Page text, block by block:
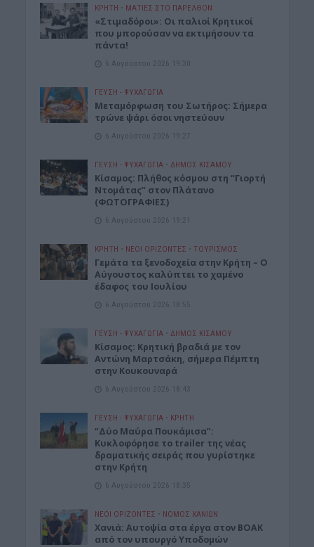
ΚΡΗΤΗ • ΜΑΤΙΕΣ ΣΤΟ ΠΑΡΕΛΘΟΝ
«Στιμαδόροι»: Οι παλιοί Κρητικοί
που μπορούσαν να εκτιμήσουν τα
πάντα!
6 Αυγούστου 2026 19:30
ΓΕΎΣΗ - ΨΥΧΑΓΩΓΊΑ
Μεταμόρφωση του Σωτήρος: Σήμερα
τρώνε ψάρι όσοι νηστεύουν
6 Αυγούστου 2026 19:27
ΓΕΎΣΗ - ΨΥΧΑΓΩΓΊΑ • ΔΉΜΟΣ ΚΙΣΆΜΟΥ
Κίσαμος: Πλήθος κόσμου στη “Γιορτή
Ντομάτας” στον Πλάτανο
(ΦΩΤΟΓΡΑΦΙΕΣ)
6 Αυγούστου 2026 19:21
ΚΡΗΤΗ • ΝΕΟΙ ΟΡΙΖΟΝΤΕΣ • ΤΟΥΡΙΣΜΟΣ
Γεμάτα τα ξενοδοχεία στην Κρήτη – Ο
Αύγουστος καλύπτει το χαμένο
έδαφος του Ιουλίου
6 Αυγούστου 2026 18:55
ΓΕΎΣΗ - ΨΥΧΑΓΩΓΊΑ • ΔΉΜΟΣ ΚΙΣΆΜΟΥ
Kίσαμος: Κρητική βραδιά με τον
Αντώνη Μαρτσάκη, σήμερα Πέμπτη
στην Κουκουναρά
6 Αυγούστου 2026 18:43
ΓΕΎΣΗ - ΨΥΧΑΓΩΓΊΑ • ΚΡΗΤΗ
“Δύο Μαύρα Πουκάμισα”:
Κυκλοφόρησε το trailer της νέας
δραματικής σειράς που γυρίστηκε
στην Κρήτη
6 Αυγούστου 2026 18:35
ΝΕΟΙ ΟΡΙΖΟΝΤΕΣ • ΝΟΜΌΣ ΧΑΝΊΩΝ
Χανιά: Αυτοψία στα έργα στον ΒΟΑΚ
από τον υπουργό Υποδομών